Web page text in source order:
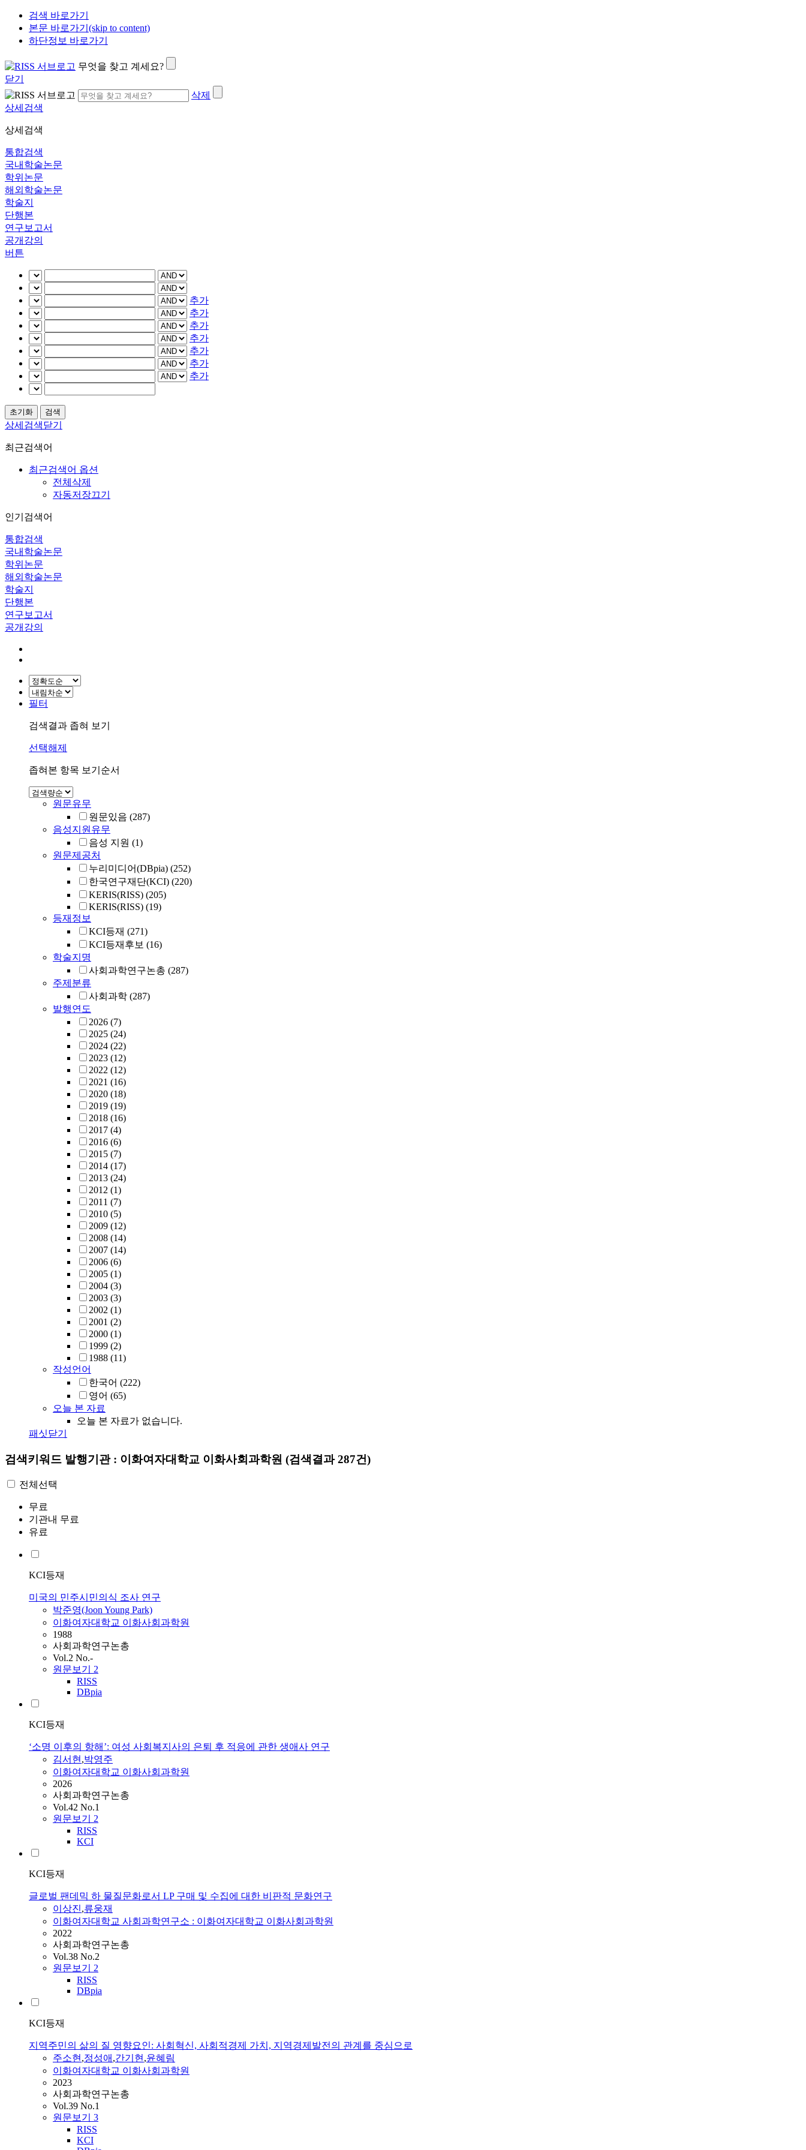
검색 바로가기
본문 바로가기(skip to content)
하단정보 바로가기
무엇을 찾고 계세요?
닫기
삭제
상세검색
상세검색
통합검색
국내학술논문
학위논문
해외학술논문
학술지
단행본
연구보고서
공개강의
버튼
추가
추가
추가
추가
추가
추가
추가
상세검색닫기
최근검색어
최근검색어 옵션
전체삭제
자동저장끄기
인기검색어
통합검색
국내학술논문
학위논문
해외학술논문
학술지
단행본
연구보고서
공개강의
필터
검색결과 좁혀 보기
선택해제
좁혀본 항목 보기순서
원문유무
원문있음 (287)
음성지원유무
음성 지원 (1)
원문제공처
누리미디어(DBpia) (252)
한국연구재단(KCI) (220)
KERIS(RISS) (205)
KERIS(RISS) (19)
등재정보
KCI등재 (271)
KCI등재후보 (16)
학술지명
사회과학연구논총 (287)
주제분류
사회과학 (287)
발행연도
2026 (7)
2025 (24)
2024 (22)
2023 (12)
2022 (12)
2021 (16)
2020 (18)
2019 (19)
2018 (16)
2017 (4)
2016 (6)
2015 (7)
2014 (17)
2013 (24)
2012 (1)
2011 (7)
2010 (5)
2009 (12)
2008 (14)
2007 (14)
2006 (6)
2005 (1)
2004 (3)
2003 (3)
2002 (1)
2001 (2)
2000 (1)
1999 (2)
1988 (11)
작성언어
한국어 (222)
영어 (65)
오늘 본 자료
오늘 본 자료가 없습니다.
패싯닫기
검색키워드 발행기관 : 이화여자대학교 이화사회과학원 (검색결과 287건)
전체선택
무료
기관내 무료
유료
KCI등재
미국의 민주시민의식 조사 연구
박준영(Joon Young Park)
이화여자대학교 이화사회과학원
1988
사회과학연구논총
Vol.2 No.-
원문보기 2
RISS
DBpia
KCI등재
‘소명 이후의 항해’: 여성 사회복지사의 은퇴 후 적응에 관한 생애사 연구
김서현,박영주
이화여자대학교 이화사회과학원
2026
사회과학연구논총
Vol.42 No.1
원문보기 2
RISS
KCI
KCI등재
글로벌 팬데믹 하 물질문화로서 LP 구매 및 수집에 대한 비판적 문화연구
이상진,류웅재
이화여자대학교 사회과학연구소 : 이화여자대학교 이화사회과학원
2022
사회과학연구논총
Vol.38 No.2
원문보기 2
RISS
DBpia
KCI등재
지역주민의 삶의 질 영향요인: 사회혁신, 사회적경제 가치, 지역경제발전의 관계를 중심으로
주소현,정성애 ,간기현,윤혜림
이화여자대학교 이화사회과학원
2023
사회과학연구논총
Vol.39 No.1
원문보기 3
RISS
KCI